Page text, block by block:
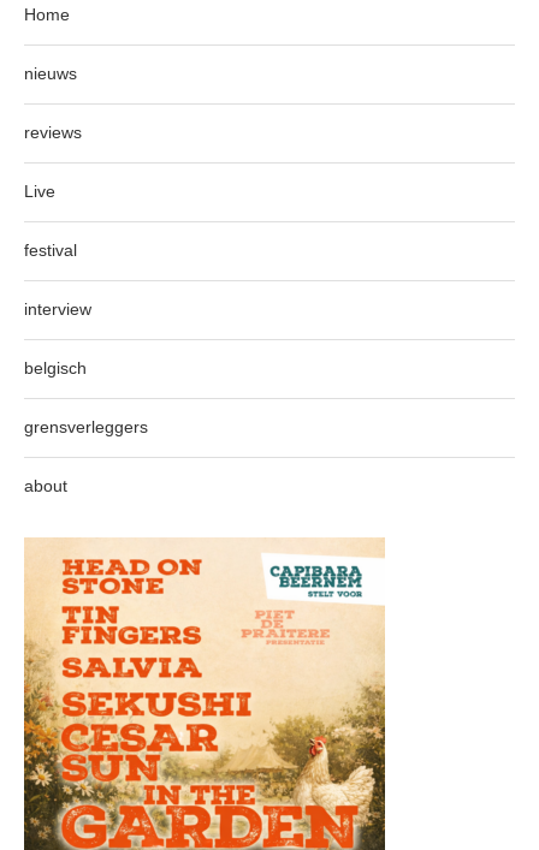
Home
nieuws
reviews
Live
festival
interview
belgisch
grensverleggers
about